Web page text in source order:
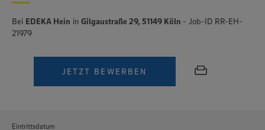
Bei EDEKA Hein in Gilgaustraße 29, 51149 Köln - Job-ID RR-EH-
21979
JETZT BEWERBEN
Eintrittsdatum